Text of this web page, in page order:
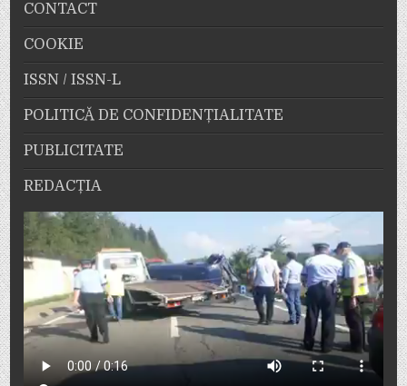
CONTACT
COOKIE
ISSN / ISSN-L
POLITICĂ DE CONFIDENȚIALITATE
PUBLICITATE
REDACȚIA